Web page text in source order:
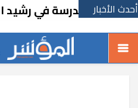
أحدث الأخبارمدرسة في رشيد